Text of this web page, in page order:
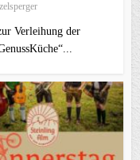
Verleihung der